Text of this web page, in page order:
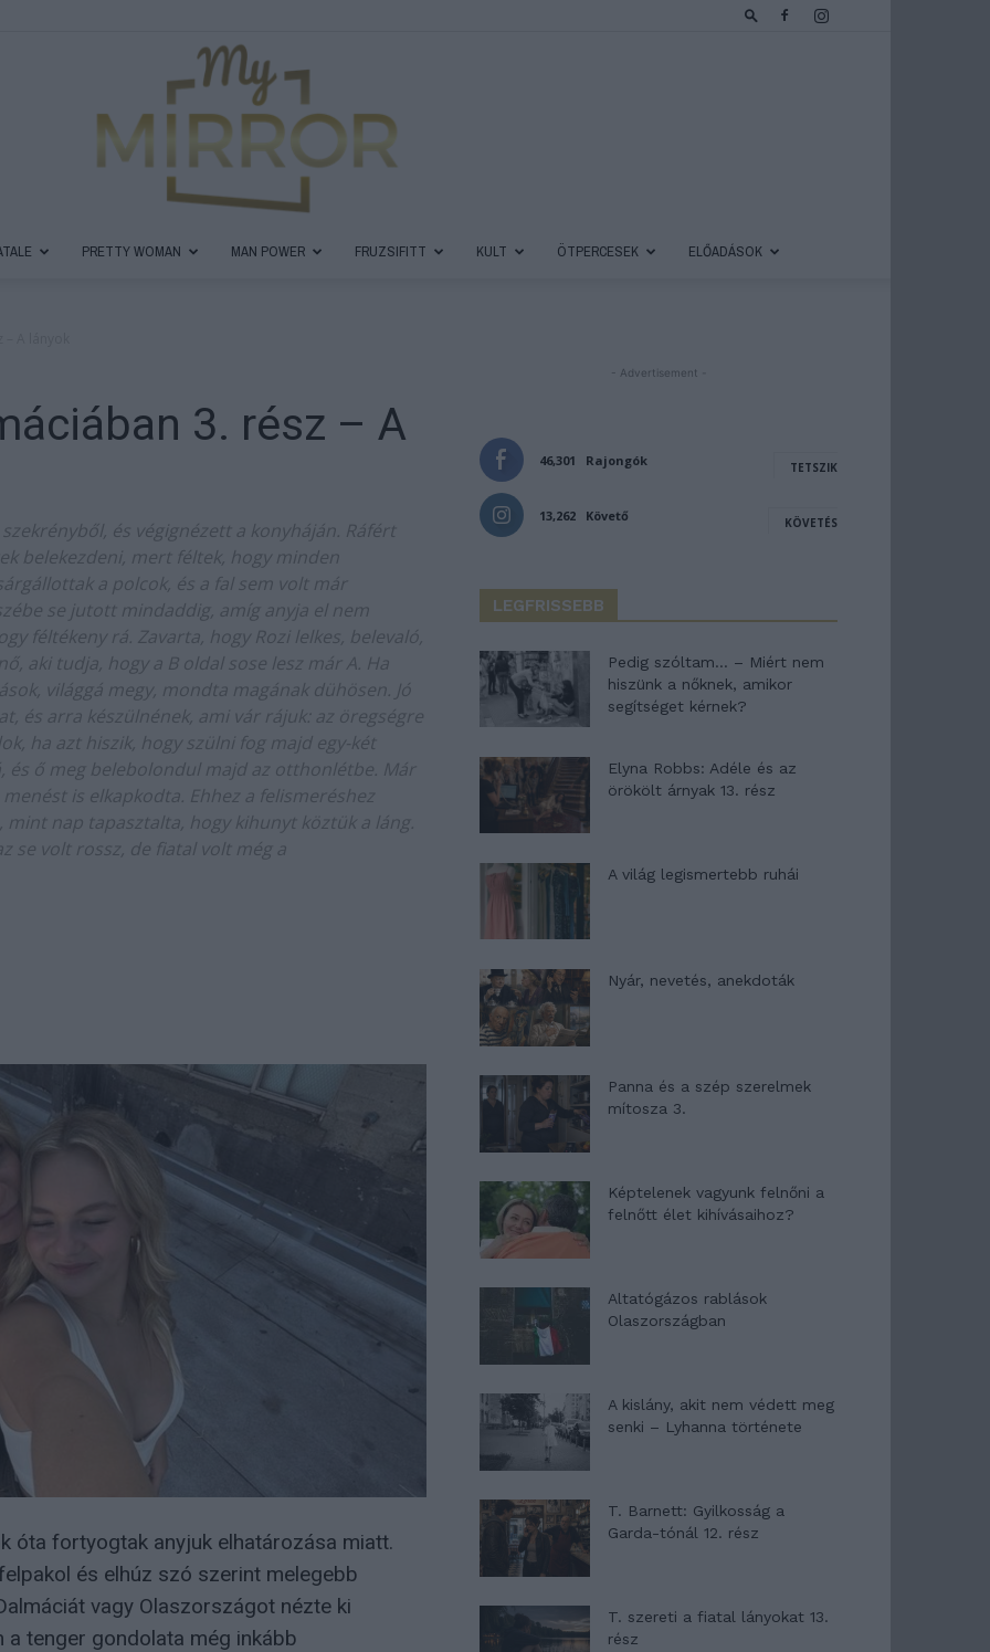
Magazin
PRETTY WOMAN MAN POWER FRUZSIFITT KULT ÖTPERCESEK ELŐADÁSOK
3. rész – A
és végignézett a konyháján. Ráfért
belekezdeni, mert féltek, hogy minden
a polcok, és a fal sem volt már
se jutott mindaddig, amíg anyja el nem
féltékeny rá. Zavarta, hogy Rozi lelkes, belevaló,
aki tudja, hogy a B oldal sose lesz már A. Ha
világgá megy, mondta magának dühösen. Jó
és arra készülnének, ami vár rájuk: az öregségre
ha azt hiszik, hogy szülni fog majd egy-két
és ő meg belebolondul majd az otthonlétbe. Már
is elkapkodta. Ehhez a felismeréshez
nap tapasztalta, hogy kihunyt köztük a láng.
se volt rossz, de fiatal volt még a
óta fortyogtak anyjuk elhatározása miatt.
és elhúz szó szerint melegebb
vagy Olaszországot nézte ki
a tenger gondolata még inkább
- Advertisement -
46,301 Rajongók TETSZIK
13,262 Követő KÖVETÉS
LEGFRISSEBB
Pedig szóltam… – Miért nem
hiszünk a nőknek, amikor
segítséget kérnek?
Elyna Robbs: Adéle és az
örökölt árnyak 13. rész
A világ legismertebb ruhái
Nyár, nevetés, anekdoták
Panna és a szép szerelmek
mítosza 3.
Képtelenek vagyunk felnőni a
felnőtt élet kihívásaihoz?
Altatógázos rablások
Olaszországban
A kislány, akit nem védett meg
senki – Lyhanna története
T. Barnett: Gyilkosság a
Garda-tónál 12. rész
T. szereti a fiatal lányokat 13.
rész